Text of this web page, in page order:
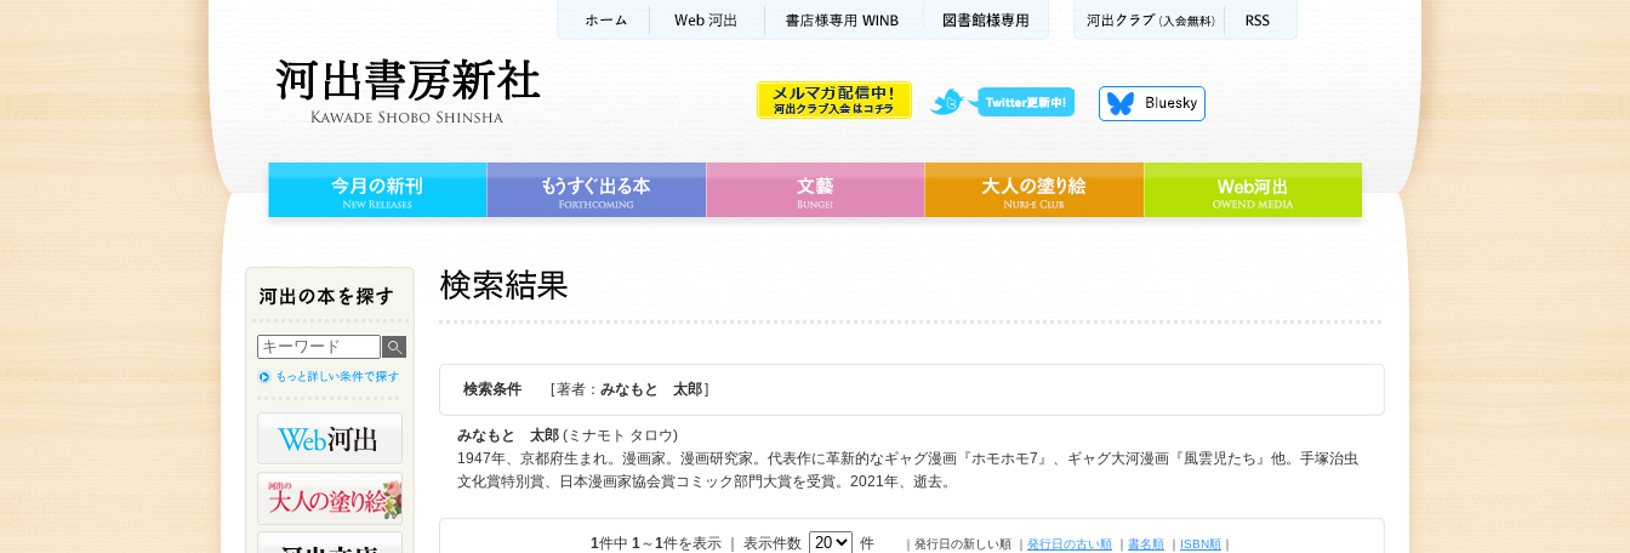
検索条件 [ 著者： みなもと 太郎]
みなもと 太郎 (ミナモト タロウ)
1947年、京都府生まれ。漫画家。漫画研究家。代表作に革新的なギャグ漫画『ホモホモ7』、ギャグ大河漫画『風雲児たち』他。手塚治虫
文化賞特別賞、日本漫画家協会賞コミック部門大賞を受賞。2021年、逝去。
1件中 1～1件を表示 ｜ 表示件数 件 ｜発行日の新しい順 ｜ 発行日の古い順 ｜ 書名順 ｜ ISBN順 ｜